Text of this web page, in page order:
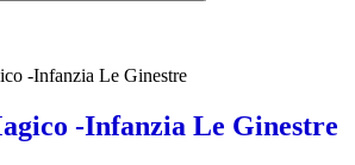
-Infanzia Le Ginestre
-Infanzia Le Ginestre